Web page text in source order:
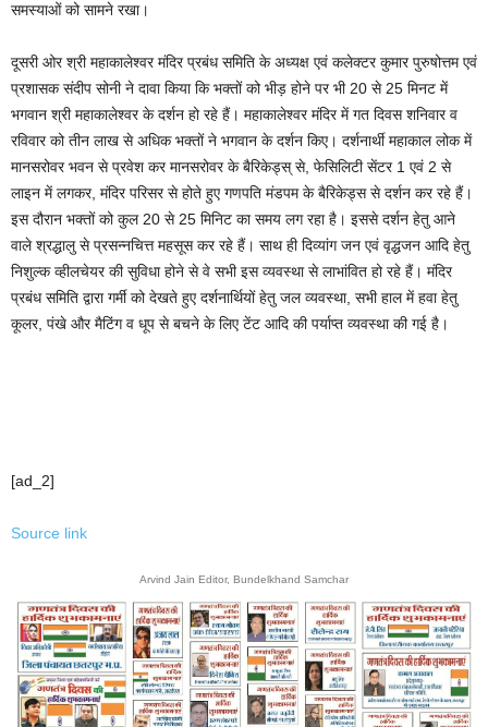
समस्याओं को सामने रखा।
दूसरी ओर श्री महाकालेश्वर मंदिर प्रबंध समिति के अध्यक्ष एवं कलेक्टर कुमार पुरुषोत्तम एवं
प्रशासक संदीप सोनी ने दावा किया कि भक्तों को भीड़ होने पर भी 20 से 25 मिनट में
भगवान श्री महाकालेश्वर के दर्शन हो रहे हैं। महाकालेश्वर मंदिर में गत दिवस शनिवार व
रविवार को तीन लाख से अधिक भक्तों ने भगवान के दर्शन किए। दर्शनार्थी महाकाल लोक में
मानसरोवर भवन से प्रवेश कर मानसरोवर के बैरिकेड्स् से, फेसिलिटी सेंटर 1 एवं 2 से
लाइन में लगकर, मंदिर परिसर से होते हुए गणपति मंडपम के बैरिकेड्स से दर्शन कर रहे हैं।
इस दौरान भक्तों को कुल 20 से 25 मिनिट का समय लग रहा है। इससे दर्शन हेतु आने
वाले श्रद्धालु से प्रसन्नचित्त महसूस कर रहे हैं। साथ ही दिव्यांग जन एवं वृद्धजन आदि हेतु
निशुल्क व्हीलचेयर की सुविधा होने से वे सभी इस व्यवस्था से लाभांवित हो रहे हैं। मंदिर
प्रबंध समिति द्वारा गर्मी को देखते हुए दर्शनार्थियों हेतु जल व्यवस्था, सभी हाल में हवा हेतु
कूलर, पंखे और मैटिंग व धूप से बचने के लिए टेंट आदि की पर्याप्त व्यवस्था की गई है।
[ad_2]
Source link
Arvind Jain Editor, Bundelkhand Samchar